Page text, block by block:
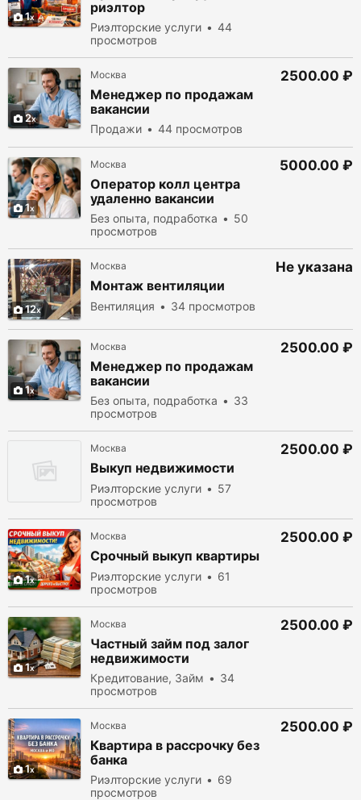
1
риэлтор
Риэлторские услуги
44
просмотров
2
Москва
Менеджер по продажам
вакансии
Продажи 44 просмотров
2500.00 ₽
1
Москва
Оператор колл центра
удаленно вакансии
Без опыта, подработка
50
просмотров
5000.00 ₽
12
Москва
Монтаж вентиляции
Вентиляция 34 просмотров
Не указана
1
Москва
Менеджер по продажам
вакансии
Без опыта, подработка
33
просмотров
2500.00 ₽
Москва
Выкуп недвижимости
Риэлторские услуги
57
просмотров
2500.00 ₽
1
Москва
Cрочный выкуп квартиры
Риэлторские услуги
61
просмотров
2500.00 ₽
1
Москва
Частный займ под залог
недвижимости
Кредитование, Займ
34
просмотров
2500.00 ₽
1
Москва
Квартира в рассрочку без
банка
Риэлторские услуги
69
просмотров
2500.00 ₽